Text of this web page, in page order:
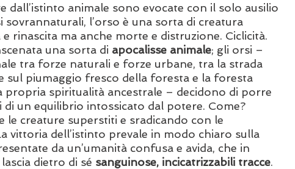
dall’istinto animale sono evocate con il solo ausilio
sovrannaturali, l’orso è una sorta di creatura
rinascita ma anche morte e distruzione. Ciclicità.
una sorta di apocalisse animale; gli orsi –
tra forze naturali e forze urbane, tra la strada
sul piumaggio fresco della foresta e la foresta
propria spiritualità ancestrale – decidono di porre
un equilibrio intossicato dal potere. Come?
creature superstiti e sradicando con le
vittoria dell’istinto prevale in modo chiaro sulla
da un’umanità confusa e avida, che in
dietro di sé sanguinose, incicatrizzabili tracce.